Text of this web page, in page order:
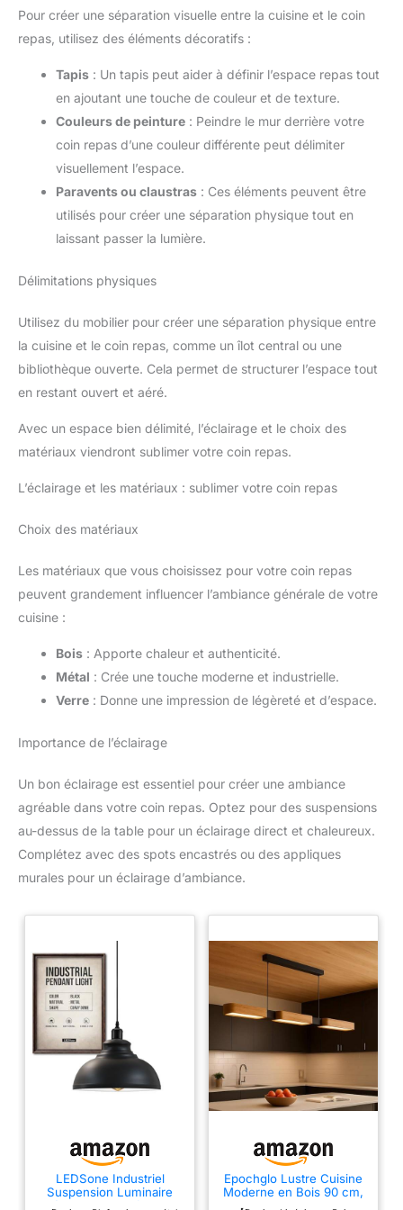
Pour créer une séparation visuelle entre la cuisine et le coin
repas, utilisez des éléments décoratifs :
Tapis : Un tapis peut aider à définir l’espace repas tout
en ajoutant une touche de couleur et de texture.
Couleurs de peinture : Peindre le mur derrière votre
coin repas d’une couleur différente peut délimiter
visuellement l’espace.
Paravents ou claustras : Ces éléments peuvent être
utilisés pour créer une séparation physique tout en
laissant passer la lumière.
Délimitations physiques
Utilisez du mobilier pour créer une séparation physique entre
la cuisine et le coin repas, comme un îlot central ou une
bibliothèque ouverte. Cela permet de structurer l’espace tout
en restant ouvert et aéré.
Avec un espace bien délimité, l’éclairage et le choix des
matériaux viendront sublimer votre coin repas.
L’éclairage et les matériaux : sublimer votre coin repas
Choix des matériaux
Les matériaux que vous choisissez pour votre coin repas
peuvent grandement influencer l’ambiance générale de votre
cuisine :
Bois : Apporte chaleur et authenticité.
Métal : Crée une touche moderne et industrielle.
Verre : Donne une impression de légèreté et d’espace.
Importance de l’éclairage
Un bon éclairage est essentiel pour créer une ambiance
agréable dans votre coin repas. Optez pour des suspensions
au-dessus de la table pour un éclairage direct et chaleureux.
Complétez avec des spots encastrés ou des appliques
murales pour un éclairage d’ambiance.
LEDSone Industriel
Suspension Luminaire
Epochglo Lustre Cuisine
Moderne en Bois 90 cm,
Suspension Luminaire